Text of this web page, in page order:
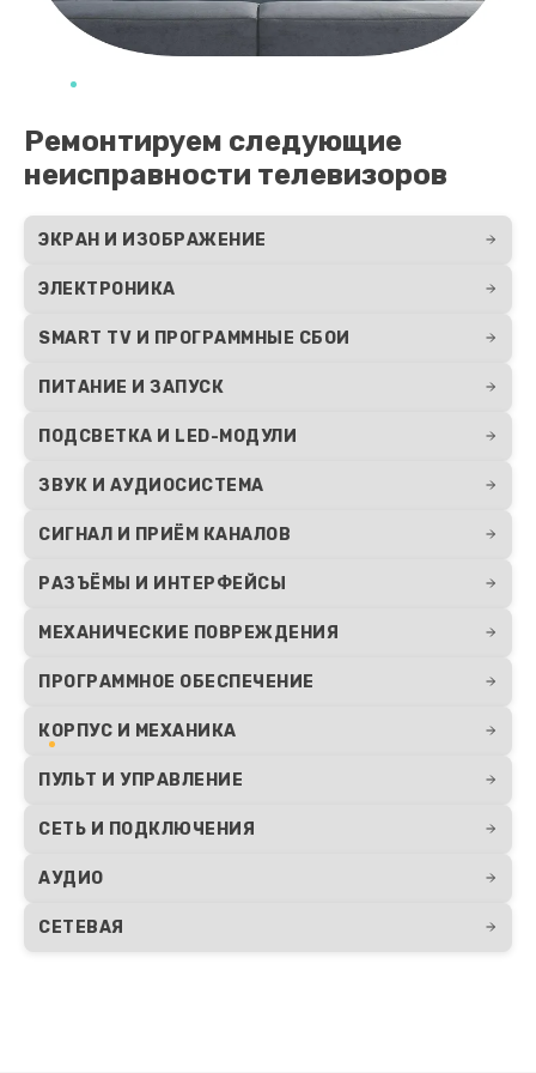
Замена конденсатора
Заказать
1300 руб.
Заказать
Замена корпуса
1400 руб.
Заказать
Ремонт цепи питания
1800 руб.
Ремонтируем следующие
неисправности телевизоров
ЭКРАН И ИЗОБРАЖЕНИЕ
ЭЛЕКТРОНИКА
SMART TV И ПРОГРАММНЫЕ СБОИ
ПИТАНИЕ И ЗАПУСК
ПОДСВЕТКА И LED-МОДУЛИ
ЗВУК И АУДИОСИСТЕМА
СИГНАЛ И ПРИЁМ КАНАЛОВ
РАЗЪЁМЫ И ИНТЕРФЕЙСЫ
МЕХАНИЧЕСКИЕ ПОВРЕЖДЕНИЯ
ПРОГРАММНОЕ ОБЕСПЕЧЕНИЕ
КОРПУС И МЕХАНИКА
ПУЛЬТ И УПРАВЛЕНИЕ
СЕТЬ И ПОДКЛЮЧЕНИЯ
АУДИО
СЕТЕВАЯ